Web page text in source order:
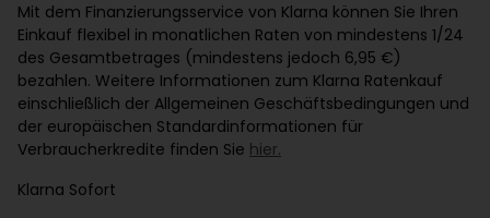
Mit dem Finanzierungsservice von Klarna können Sie Ihren
Einkauf flexibel in monatlichen Raten von mindestens 1/24
des Gesamtbetrages (mindestens jedoch 6,95 €)
bezahlen. Weitere Informationen zum Klarna Ratenkauf
einschließlich der Allgemeinen Geschäftsbedingungen und
der europäischen Standardinformationen für
Verbraucherkredite finden Sie hier.
Klarna Sofort